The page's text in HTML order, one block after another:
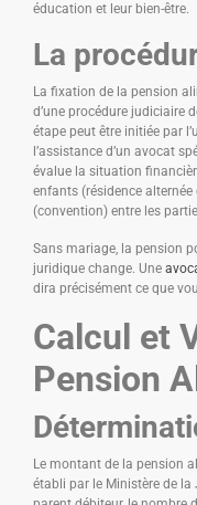
éducation et leur bien-être.
La
La fixation de la pension
d’une procédure judiciaire
étape peut être initiée par
l’assistance d’un avocat
évalue la situation
enfants (résidence
(convention) entre les
Sans mariage, la pension
juridique change. Une
dira précisément ce que
Calcul et
Pension
Le montant de la pension
établi par le Ministère de la